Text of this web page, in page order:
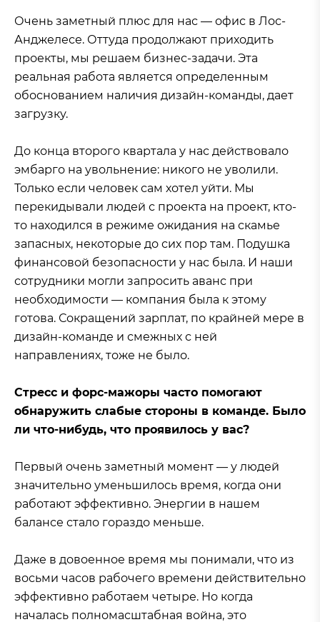
Очень заметный плюс для нас — офис в Лос-
Анджелесе. Оттуда продолжают приходить
проекты, мы решаем бизнес-задачи. Эта
реальная работа является определенным
обоснованием наличия дизайн-команды, дает
загрузку.
До конца второго квартала у нас действовало
эмбарго на увольнение: никого не уволили.
Только если человек сам хотел уйти. Мы
перекидывали людей с проекта на проект, кто-
то находился в режиме ожидания на скамье
запасных, некоторые до сих пор там. Подушка
финансовой безопасности у нас была. И наши
сотрудники могли запросить аванс при
необходимости — компания была к этому
готова. Сокращений зарплат, по крайней мере в
дизайн-команде и смежных с ней
направлениях, тоже не было.
Стресс и форс-мажоры часто помогают
обнаружить слабые стороны в команде. Было
ли что-нибудь, что проявилось у вас?
Первый очень заметный момент — у людей
значительно уменьшилось время, когда они
работают эффективно. Энергии в нашем
балансе стало гораздо меньше.
Даже в довоенное время мы понимали, что из
восьми часов рабочего времени действительно
эффективно работаем четыре. Но когда
началась полномасштабная война, это